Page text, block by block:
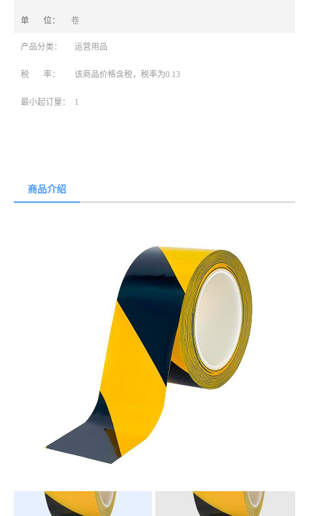
单 位： 卷
产品分类： 运营用品
税 率： 该商品价格含税，税率为0.13
最小起订量： 1
商品介绍